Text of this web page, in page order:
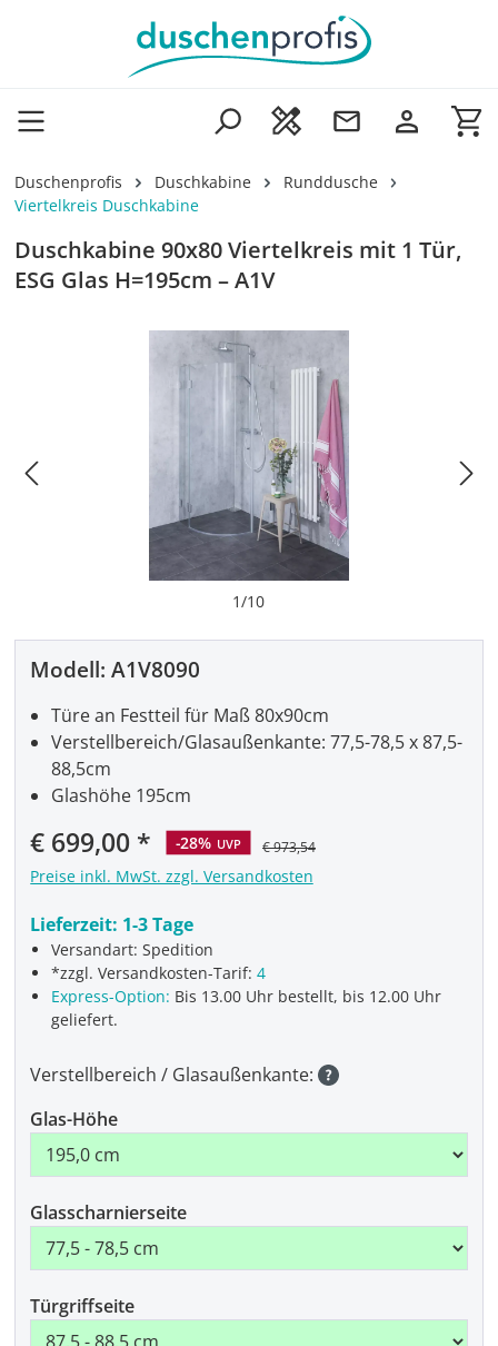
Zum Hauptinhalt springen
Duschenprofis Duschkabine
Runddusche
Viertelkreis Duschkabine
Duschkabine 90x80 Viertelkreis mit 1 Tür,
ESG Glas H=195cm – A1V
Bildergalerie überspringen
1/10
Modell: A1V8090
€ 699,00 -28% UVP € 973,54
Preise inkl. MwSt. zzgl. Versandkosten
Lieferzeit: 1-3 Tage
Versandart: Spedition
*zzgl. Versandkosten-Tarif:4
Express-Option: Bis 13.00 Uhr bestellt, bis 12.00 Uhr
geliefert.
Türe an Festteil für Maß 80x90cm
Verstellbereich/Glasaußenkante: 77,5-78,5 x 87,5-
88,5cm
Glashöhe 195cm
Verstellbereich / Glasaußenkante:
Glas-Höhe
Glasscharnierseite
Türgriffseite